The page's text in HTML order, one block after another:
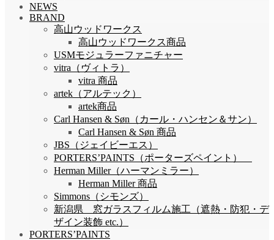
NEWS
BRAND
高山ウッドワークス
高山ウッドワークス商品
USMモジュラーファニチャー
vitra（ヴィトラ）
vitra 商品
artek（アルテック）
artek商品
Carl Hansen & Søn（カール・ハンセン＆サン）
Carl Hansen & Søn 商品
JBS（ジェイビーエス）
PORTERS’PAINTS（ポーターズペイント）
Herman Miller（ハーマンミラー）
Herman Miller 商品
Simmons（シモンズ）
新潟県 窓ガラスフィルム施工（遮熱・防犯・デ
ザイン装飾 etc.）
PORTERS’PAINTS